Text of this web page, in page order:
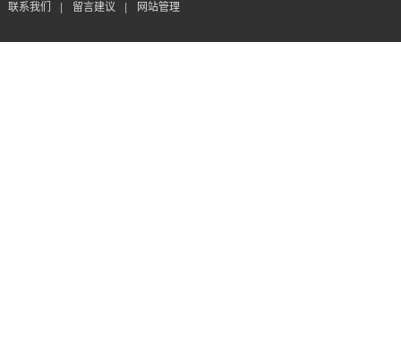
联系我们
留言建议 网站管理